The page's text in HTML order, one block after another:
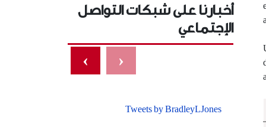
أخبارنا على شبكات التواصل
الإجتماعي
Tweets by BradleyLJones
‹
›